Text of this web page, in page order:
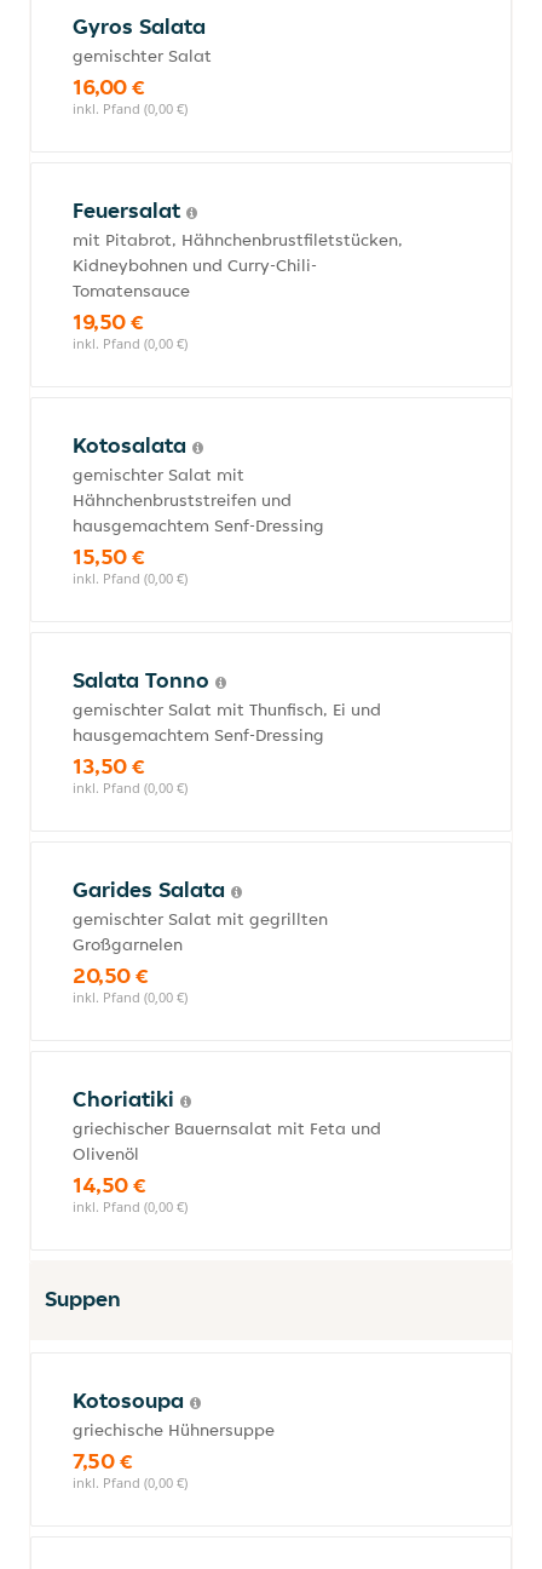
Gyros Salata
gemischter Salat
16,00 €
inkl. Pfand (0,00 €)
Feuersalat
mit Pitabrot, Hähnchenbrustfiletstücken,
Kidneybohnen und Curry-Chili-
Tomatensauce
19,50 €
inkl. Pfand (0,00 €)
Kotosalata
gemischter Salat mit
Hähnchenbruststreifen und
hausgemachtem Senf-Dressing
15,50 €
inkl. Pfand (0,00 €)
Salata Tonno
gemischter Salat mit Thunfisch, Ei und
hausgemachtem Senf-Dressing
13,50 €
inkl. Pfand (0,00 €)
Garides Salata
gemischter Salat mit gegrillten
Großgarnelen
20,50 €
inkl. Pfand (0,00 €)
Choriatiki
griechischer Bauernsalat mit Feta und
Olivenöl
14,50 €
inkl. Pfand (0,00 €)
Suppen
Kotosoupa
griechische Hühnersuppe
7,50 €
inkl. Pfand (0,00 €)